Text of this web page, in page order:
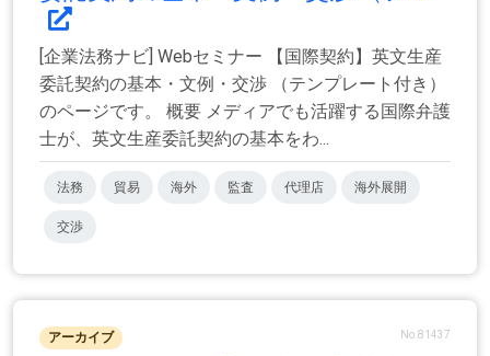
[企業法務ナビ] Webセミナー 【国際契約】英文生産
委託契約の基本・文例・交渉 （テンプレート付き）
のページです。 概要 メディアでも活躍する国際弁護
士が、英文生産委託契約の基本をわ...
法務 貿易 海外 監査 代理店 海外展開
交渉
アーカイブ No.81437